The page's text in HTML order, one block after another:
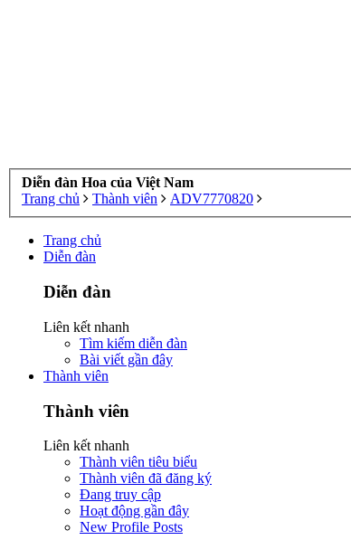
Diễn đàn Hoa của Việt Nam
Trang chủ
Thành viên ADV7770820
Trang chủ
Diễn đàn
Diễn đàn
Liên kết nhanh
Tìm kiếm diễn đàn
Bài viết gần đây
Thành viên
Thành viên
Liên kết nhanh
Thành viên tiêu biểu
Thành viên đã đăng ký
Đang truy cập
Hoạt động gần đây
New Profile Posts